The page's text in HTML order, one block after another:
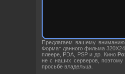
Предлагаем вашему
Формат данного фильма
плеере, PDA, PSP и др. Кино
не с наших серверов,
просьбе владельца.